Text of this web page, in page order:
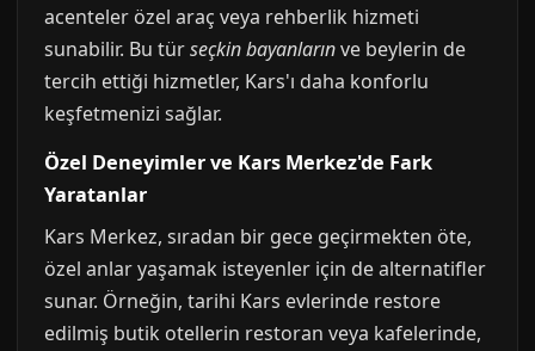
acenteler özel araç veya rehberlik hizmeti
sunabilir. Bu türseçkin bayanlarınve beylerin de
tercih ettiği hizmetler, Kars'ı daha konforlu
keşfetmenizi sağlar.
Özel Deneyimler ve Kars Merkez'de Fark
Yaratanlar
Kars Merkez, sıradan bir gece geçirmekten öte,
özel anlar yaşamak isteyenler için de alternatifler
sunar. Örneğin, tarihi Kars evlerinde restore
edilmiş butik otellerin restoran veya kafelerinde,